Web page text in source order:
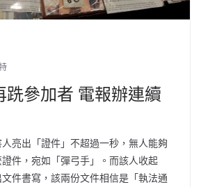
跣參加者 電報辦連續
亮出「證件」不超過一秒，無人能夠
件，宛如「彈弓手」。而該人收起
文件書寫，該兩份文件相信是「執法通